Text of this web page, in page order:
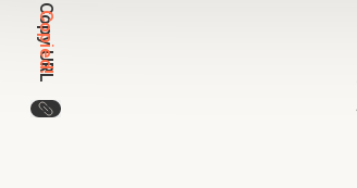
Copy URL
Copied!
この記事のURLをコピー